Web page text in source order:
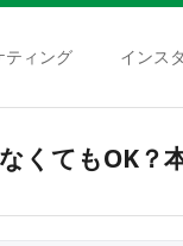
ティング インス
くてもOK？